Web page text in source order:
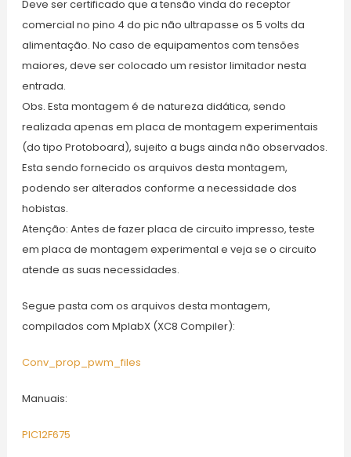
Deve ser certificado que a tensão vinda do receptor
comercial no pino 4 do pic não ultrapasse os 5 volts da
alimentação. No caso de equipamentos com tensões
maiores, deve ser colocado um resistor limitador nesta
entrada.
Obs. Esta montagem é de natureza didática, sendo
realizada apenas em placa de montagem experimentais
(do tipo Protoboard), sujeito a bugs ainda não observados.
Esta sendo fornecido os arquivos desta montagem,
podendo ser alterados conforme a necessidade dos
hobistas.
Atenção: Antes de fazer placa de circuito impresso, teste
em placa de montagem experimental e veja se o circuito
atende as suas necessidades.
Segue pasta com os arquivos desta montagem,
compilados com MplabX (XC8 Compiler):
Conv_prop_pwm_files
Manuais:
PIC12F675